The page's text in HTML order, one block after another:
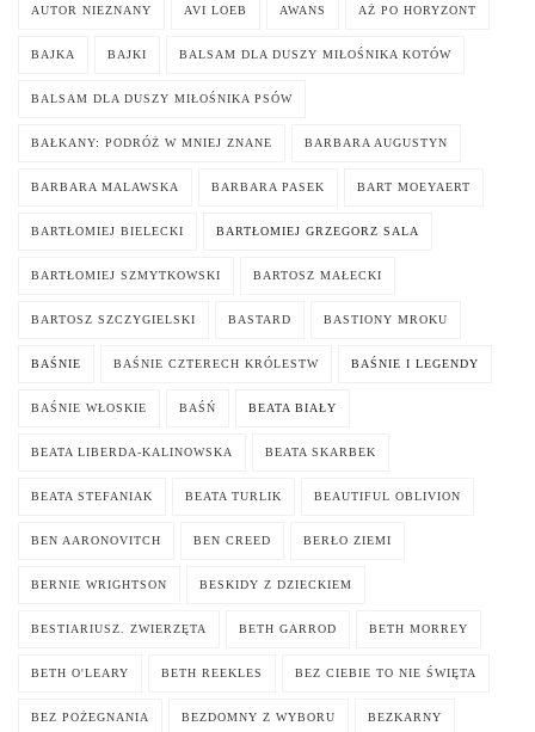
AUTOR NIEZNANY AVI LOEB AWANS AŻ PO HORYZONT
BAJKA BAJKI BALSAM DLA DUSZY MIŁOŚNIKA KOTÓW
BALSAM DLA DUSZY MIŁOŚNIKA PSÓW
BAŁKANY: PODRÓŻ W MNIEJ ZNANE BARBARA AUGUSTYN
BARBARA MALAWSKA BARBARA PASEK BART MOEYAERT
BARTŁOMIEJ BIELECKI BARTŁOMIEJ GRZEGORZ SALA
BARTŁOMIEJ SZMYTKOWSKI BARTOSZ MAŁECKI
BARTOSZ SZCZYGIELSKI BASTARD BASTIONY MROKU
BAŚNIE BAŚNIE CZTERECH KRÓLESTW BAŚNIE I LEGENDY
BAŚNIE WŁOSKIE BAŚŃ BEATA BIAŁY
BEATA LIBERDA-KALINOWSKA BEATA SKARBEK
BEATA STEFANIAK BEATA TURLIK BEAUTIFUL OBLIVION
BEN AARONOVITCH BEN CREED BERŁO ZIEMI
BERNIE WRIGHTSON BESKIDY Z DZIECKIEM
BESTIARIUSZ. ZWIERZĘTA BETH GARROD BETH MORREY
BETH O'LEARY BETH REEKLES BEZ CIEBIE TO NIE ŚWIĘTA
BEZ POŻEGNANIA BEZDOMNY Z WYBORU BEZKARNY